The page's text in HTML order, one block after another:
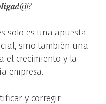
solo es una apuesta
sino también una
el crecimiento y la
empresa.
y corregir